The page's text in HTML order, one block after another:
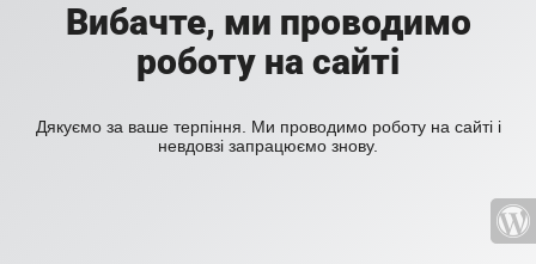
Вибачте, ми проводимо
роботу на сайті
Дякуємо за ваше терпіння. Ми проводимо роботу на сайті і
невдовзі запрацюємо знову.